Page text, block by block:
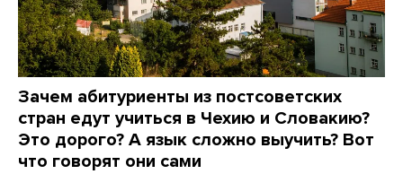
Зачем абитуриенты из постсоветских
стран едут учиться в Чехию и Словакию?
Это дорого? А язык сложно выучить? Вот
что говорят они сами